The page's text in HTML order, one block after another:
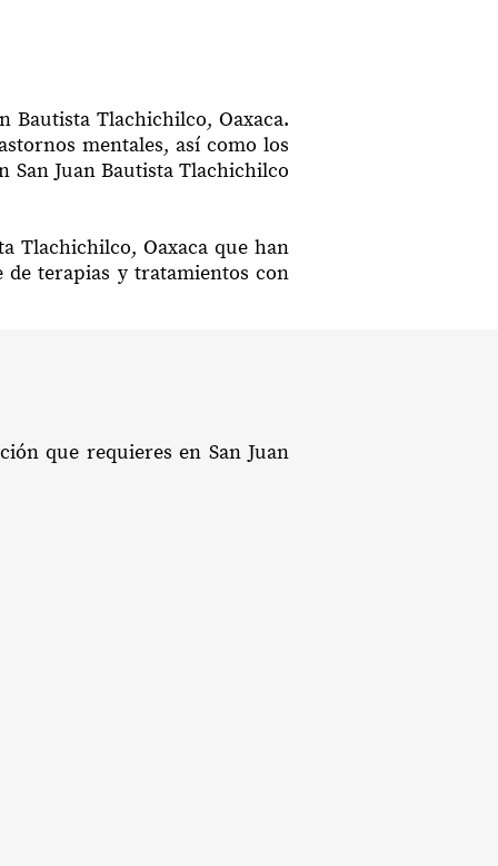
Bautista Tlachichilco, Oaxaca.
mentales, así como los
San Juan Bautista Tlachichilco
Tlachichilco, Oaxaca que han
terapias y tratamientos con
que requieres en San Juan